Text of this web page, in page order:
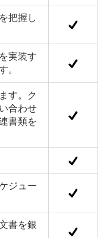
把握し
実装す
。
す。ク
合わせ
書類を
ジュー
書を銀